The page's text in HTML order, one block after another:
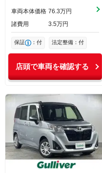
車両本体価格 76 3万円
諸費用
3 5万円
保証 ：付 法定整備：付
店頭で車両を確認する